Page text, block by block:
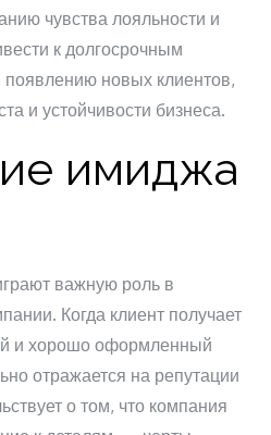
чувства лояльности и
к долгосрочным
новых клиентов,
и устойчивости бизнеса.
имиджа
важную роль в
Когда клиент получает
и хорошо оформленный
отражается на репутации
о том, что компания